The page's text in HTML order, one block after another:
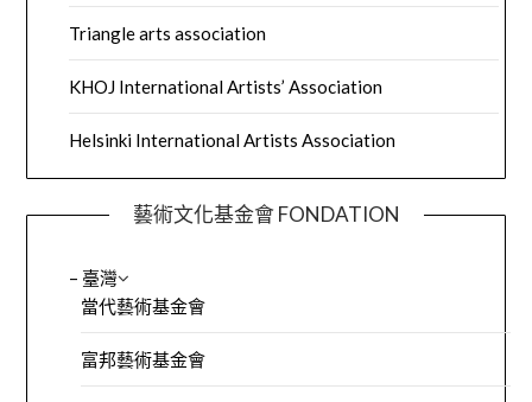
Triangle arts association
KHOJ International Artists’ Association
Helsinki International Artists Association
藝術文化基金會 FONDATION
– 臺灣
當代藝術基金會
富邦藝術基金會